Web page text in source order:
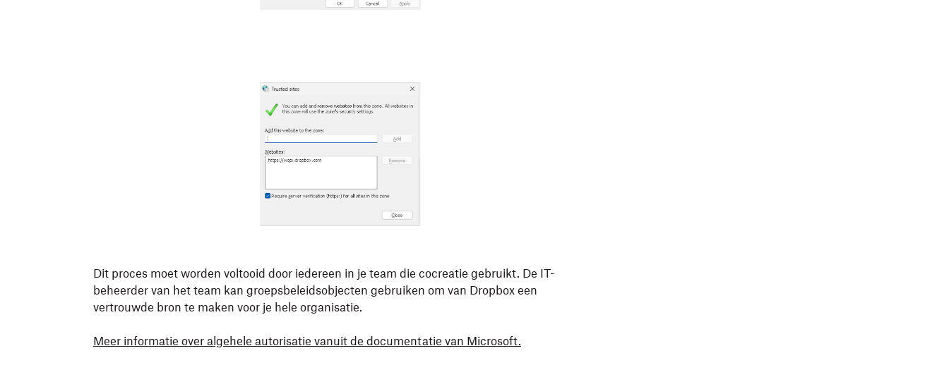
Dit proces moet worden voltooid door iedereen in je team die cocreatie gebruikt. De IT-
beheerder van het team kan groepsbeleidsobjecten gebruiken om van Dropbox een
vertrouwde bron te maken voor je hele organisatie.
Meer informatie over algehele autorisatie vanuit de documentatie van Microsoft.